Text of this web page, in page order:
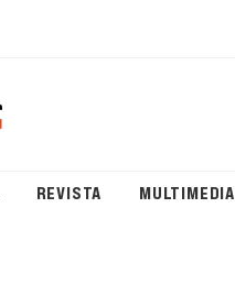
REVISTA MULTIMEDIA